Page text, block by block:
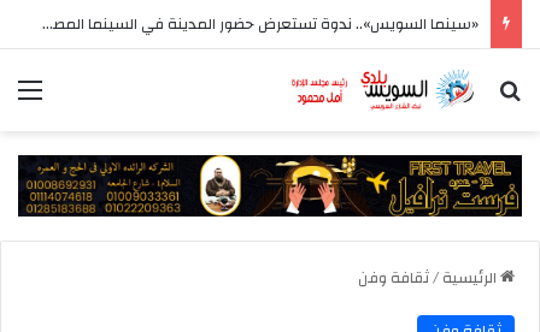
«سينما السويس».. ندوة تستعرض حضور المدينة في السينما المصرية بمعرض السويس الرابع للكتاب
بحث عن
الرئيسية/ثقافة وفن